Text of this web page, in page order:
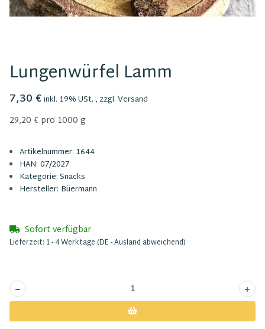
Lungenwürfel Lamm
7,30 €inkl. 19% USt. , zzgl.Versand
29,20 € pro 1000 g
Artikelnummer: 1644
HAN: 07/2027
Kategorie:Snacks
Hersteller: Büermann
Sofort verfügbar
Lieferzeit: 1 - 4 Werktage(DE - Ausland abweichend)